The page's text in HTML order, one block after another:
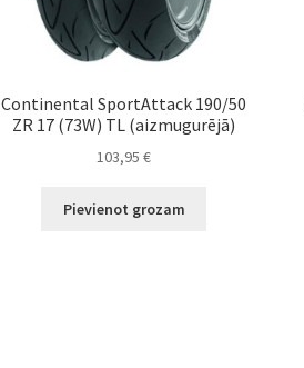
Continental SportAttack 190/50
ZR 17 (73W) TL (aizmugurējā)
103,95€
Pievienot grozam